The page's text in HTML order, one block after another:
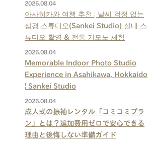
2026.08.04
아사히카와 여행 추천 | 날씨 걱정 없는
삼경 스튜디오(Sankei Studio) 실내 스
튜디오 촬영 & 전통 기모노 체험
2026.08.04
Memorable Indoor Photo Studio
Experience in Asahikawa, Hokkaido
| Sankei Studio
2026.08.04
成人式の振袖レンタル「コミコミプラ
ン」とは？追加費用ゼロで安心できる
理由と後悔しない準備ガイド